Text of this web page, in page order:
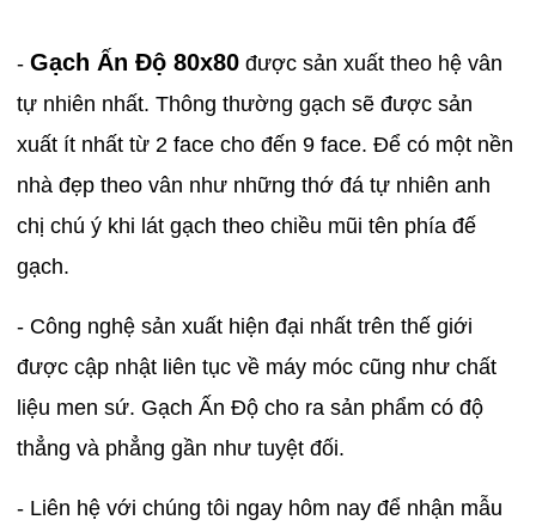
-Gạch Ấn Độ 80x80 được sản xuất theo hệ vân
tự nhiên nhất. Thông thường gạch sẽ được sản
xuất ít nhất từ 2 face cho đến 9 face. Để có một nền
nhà đẹp theo vân như những thớ đá tự nhiên anh
chị chú ý khi lát gạch theo chiều mũi tên phía đế
gạch.
- Công nghệ sản xuất hiện đại nhất trên thế giới
được cập nhật liên tục về máy móc cũng như chất
liệu men sứ. Gạch Ấn Độ cho ra sản phẩm có độ
thẳng và phẳng gần như tuyệt đối.
- Liên hệ với chúng tôi ngay hôm nay để nhận mẫu